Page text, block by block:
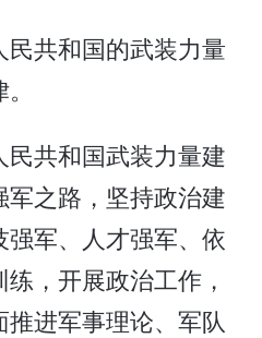
共和国的武装力量
共和国武装力量建
之路，坚持政治建
军、人才强军、依
，开展政治工作，
进军事理论、军队